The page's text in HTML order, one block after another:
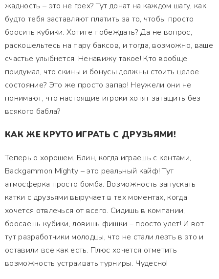
жадность – это не грех? Тут донат на каждом шагу, как
будто тебя заставляют платить за то, чтобы просто
бросить кубики. Хотите побеждать? Да не вопрос,
раскошельтесь на пару баксов, и тогда, возможно, ваше
счастье улыбнется. Ненавижу такое! Кто вообще
придумал, что скины и бонусы должны стоить целое
состояние? Это же просто запар! Неужели они не
понимают, что настоящие игроки хотят затащить без
всякого бабла?
КАК ЖЕ КРУТО ИГРАТЬ С ДРУЗЬЯМИ!
Теперь о хорошем. Блин, когда играешь с кентами,
Backgammon Mighty – это реальный кайф! Тут
атмосферка просто бомба. Возможность запускать
катки с друзьями выручает в тех моментах, когда
хочется отвлечься от всего. Сидишь в компании,
бросаешь кубики, ловишь фишки – просто улет! И вот
тут разработчики молодцы, что не стали лезть в это и
оставили все как есть. Плюс хочется отметить
возможность устраивать турниры. Чудесно!